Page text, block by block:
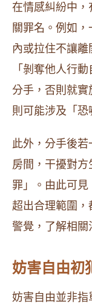
在情感糾紛中，
關罪名。例如
內或拉住不讓
「剝奪他人行
分手，否則就實
則可能涉及「恐
此外，分手後
房間，干擾對
罪」。由此可
超出合理範圍
警覺，了解相關
妨害自由初
妨害自由並非指